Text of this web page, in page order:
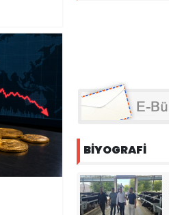
BİYOGRAFİ